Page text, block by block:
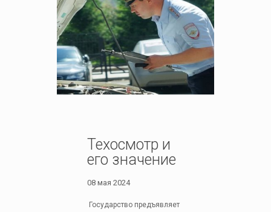
Техосмотр и
его значение
08 мая 2024
Государство предъявляет